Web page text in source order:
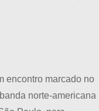
encontro marcado no
norte-americana